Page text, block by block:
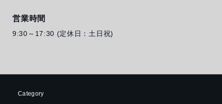
営業時間
9:30～17:30 (定休日：土日祝)
Category